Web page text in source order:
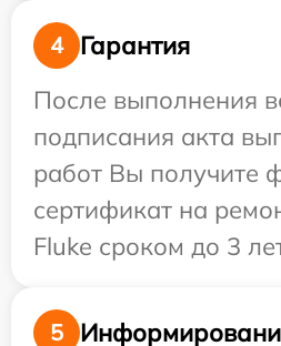
4
Гарантия
После выполнения
подписания акта
работ Вы получите
сертификат на
Fluke сроком до 3
5